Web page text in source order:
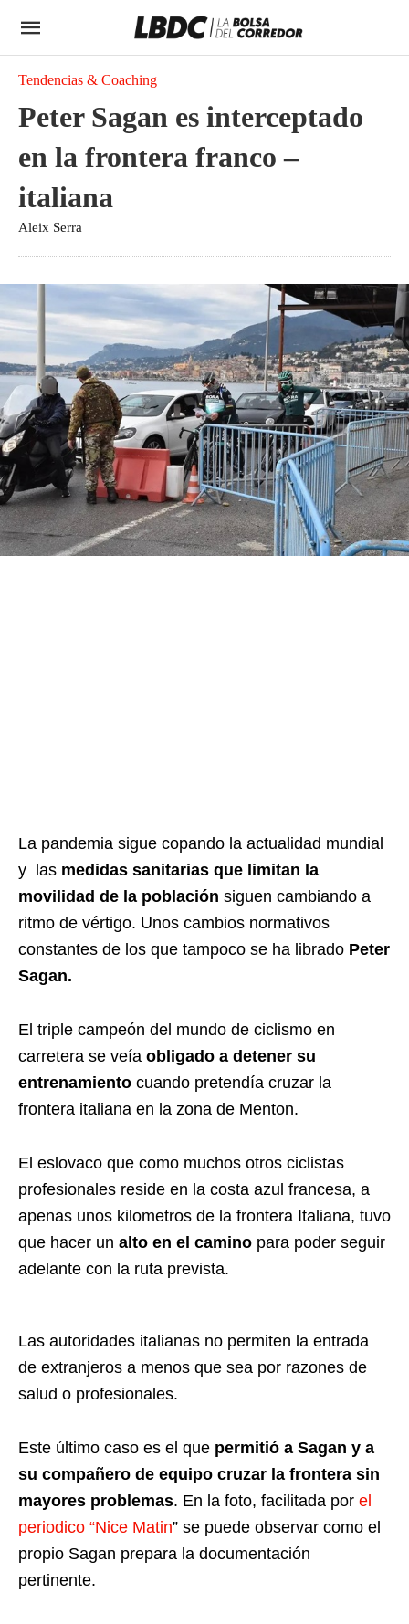
Tendencias & Coaching
Peter Sagan es interceptado
en la frontera franco –
italiana
Aleix Serra
La pandemia sigue copando la actualidad mundial
y las medidas sanitarias que limitan la
movilidad de la población siguen cambiando a
ritmo de vértigo. Unos cambios normativos
constantes de los que tampoco se ha librado Peter
Sagan.
El triple campeón del mundo de ciclismo en
carretera se veía obligado a detener su
entrenamiento cuando pretendía cruzar la
frontera italiana en la zona de Menton.
El eslovaco que como muchos otros ciclistas
profesionales reside en la costa azul francesa, a
apenas unos kilometros de la frontera Italiana, tuvo
que hacer un alto en el camino para poder seguir
adelante con la ruta prevista.
Las autoridades italianas no permiten la entrada
de extranjeros a menos que sea por razones de
salud o profesionales.
Este último caso es el que permitió a Sagan y a
su compañero de equipo cruzar la frontera sin
mayores problemas. En la foto, facilitada por el
periodico “Nice Matin” se puede observar como el
propio Sagan prepara la documentación
pertinente.